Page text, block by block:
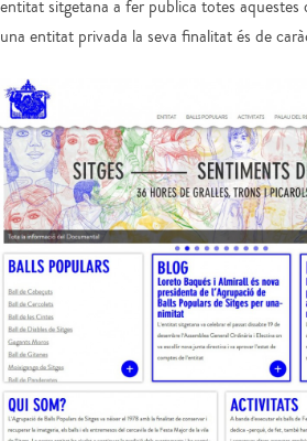
entitat sitgetana a fer publica totes aquestes
una entitat privada la seva finalitat és de